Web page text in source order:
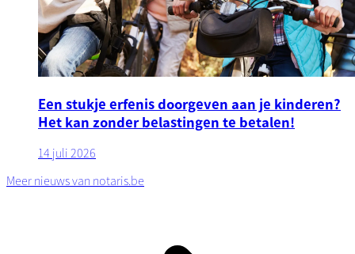
Een stukje erfenis doorgeven aan je kinderen?
Het kan zonder belastingen te betalen!
14 juli 2026
Meer nieuws van notaris.be